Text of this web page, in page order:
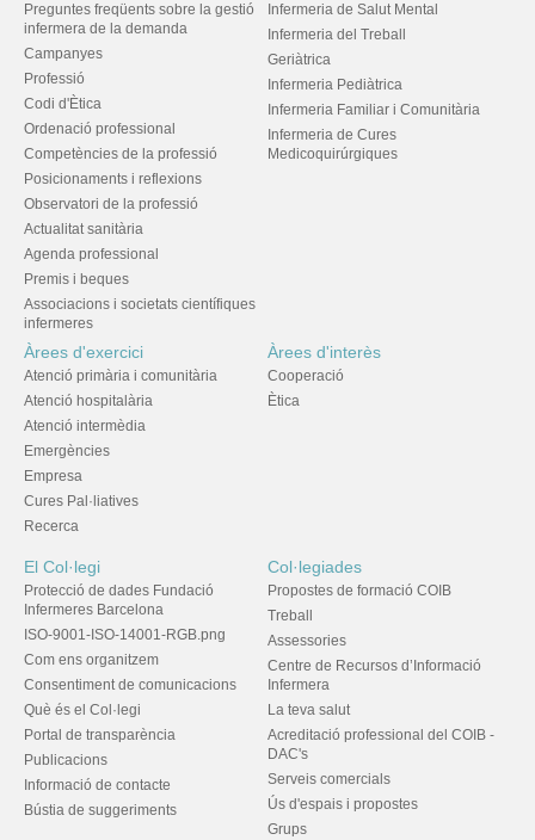
Preguntes freqüents sobre la gestió
infermera de la demanda
Campanyes
Professió
Codi d'Ètica
Ordenació professional
Competències de la professió
Posicionaments i reflexions
Observatori de la professió
Actualitat sanitària
Agenda professional
Premis i beques
Associacions i societats científiques
infermeres
Infermeria de Salut Mental
Infermeria del Treball
Geriàtrica
Infermeria Pediàtrica
Infermeria Familiar i Comunitària
Infermeria de Cures
Medicoquirúrgiques
Àrees d'exercici
Atenció primària i comunitària
Atenció hospitalària
Atenció intermèdia
Emergències
Empresa
Cures Pal·liatives
Recerca
Àrees d'interès
Cooperació
Ètica
El Col·legi
Protecció de dades Fundació
Infermeres Barcelona
ISO-9001-ISO-14001-RGB.png
Com ens organitzem
Consentiment de comunicacions
Què és el Col·legi
Portal de transparència
Publicacions
Informació de contacte
Bústia de suggeriments
Col·legiades
Propostes de formació COIB
Treball
Assessories
Centre de Recursos d’Informació
Infermera
La teva salut
Acreditació professional del COIB -
DAC's
Serveis comercials
Ús d'espais i propostes
Grups